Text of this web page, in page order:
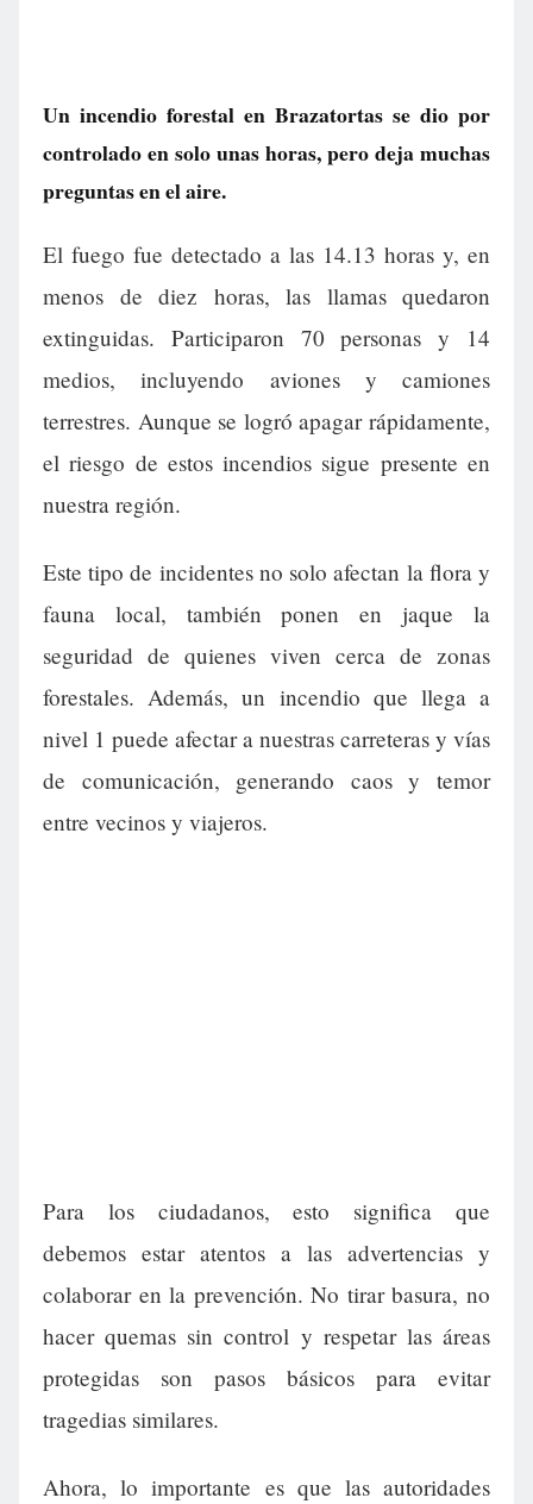
Un incendio forestal en Brazatortas se dio por
controlado en solo unas horas, pero deja muchas
preguntas en el aire.
El fuego fue detectado a las 14.13 horas y, en
menos de diez horas, las llamas quedaron
extinguidas. Participaron 70 personas y 14
medios, incluyendo aviones y camiones
terrestres. Aunque se logró apagar rápidamente,
el riesgo de estos incendios sigue presente en
nuestra región.
Este tipo de incidentes no solo afectan la flora y
fauna local, también ponen en jaque la
seguridad de quienes viven cerca de zonas
forestales. Además, un incendio que llega a
nivel 1 puede afectar a nuestras carreteras y vías
de comunicación, generando caos y temor
entre vecinos y viajeros.
Para los ciudadanos, esto significa que
debemos estar atentos a las advertencias y
colaborar en la prevención. No tirar basura, no
hacer quemas sin control y respetar las áreas
protegidas son pasos básicos para evitar
tragedias similares.
Ahora, lo importante es que las autoridades